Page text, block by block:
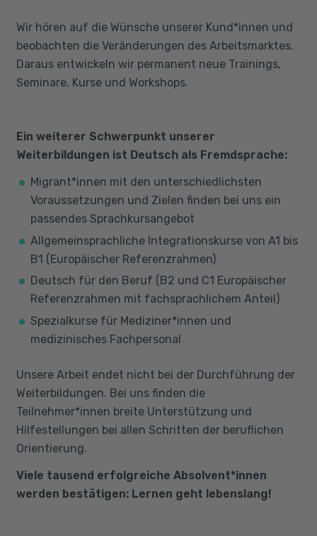
Wir hören auf die Wünsche unserer Kund*innen und
beobachten die Veränderungen des Arbeitsmarktes.
Daraus entwickeln wir permanent neue Trainings,
Seminare, Kurse und Workshops.
Ein weiterer Schwerpunkt unserer
Weiterbildungen ist Deutsch als Fremdsprache:
Migrant*innen mit den unterschiedlichsten
Voraussetzungen und Zielen finden bei uns ein
passendes Sprachkursangebot
Allgemeinsprachliche Integrationskurse von A1 bis
B1 (Europäischer Referenzrahmen)
Deutsch für den Beruf (B2 und C1 Europäischer
Referenzrahmen mit fachsprachlichem Anteil)
Spezialkurse für Mediziner*innen und
medizinisches Fachpersonal
Unsere Arbeit endet nicht bei der Durchführung der
Weiterbildungen. Bei uns finden die
Teilnehmer*innen breite Unterstützung und
Hilfestellungen bei allen Schritten der beruflichen
Orientierung.
Viele tausend erfolgreiche Absolvent*innen
werden bestätigen: Lernen geht lebenslang!